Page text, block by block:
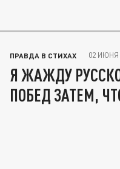
ПРАВДА В СТИХАХ 02 ИЮНЯ
Я ЖАЖДУ
ПОБЕД ЗАТЕМ,